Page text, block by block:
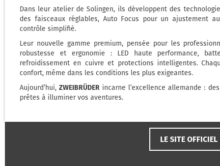
Dans leur atelier de Solingen, ils développent des
des faisceaux réglables, Auto Focus pour un ajustement
contrôle simplifié.
Leur nouvelle gamme premium, pensée pour les
robustesse et ergonomie : LED haute performance,
refroidissement en cuivre et protections intelligentes.
confort, même dans les conditions les plus exigeantes.
Aujourd’hui,ZWEIBRÜDER incarne l’excellence allemande :
prêtes à illuminer vos aventures.
LE SITE OFFICIEL